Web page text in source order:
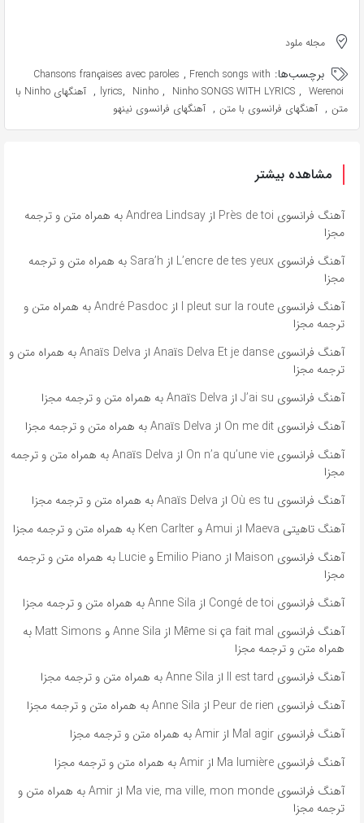
مجله ملود
برچسب‌ها: Chansons françaises avec paroles , French songs with
lyrics, Ninho , Ninho SONGS WITH LYRICS , Werenoi
,
آهنگهای Ninho با
متن , آهنگهای فرانسوی با متن , آهنگهای فرانسوی نینهو
مشاهده بیشتر
آهنگ فرانسوی Près de toi از Andrea Lindsay به همراه متن و ترجمه
مجزا
آهنگ فرانسوی L’encre de tes yeux از Sara’h به همراه متن و ترجمه
مجزا
آهنگ فرانسوی l pleut sur la route از André Pasdoc به همراه متن و
ترجمه مجزا
آهنگ فرانسوی Anaïs Delva Et je danse از Anaïs Delva به همراه متن و
ترجمه مجزا
آهنگ فرانسوی J’ai su از Anaïs Delva به همراه متن و ترجمه مجزا
آهنگ فرانسوی On me dit از Anaïs Delva به همراه متن و ترجمه مجزا
آهنگ فرانسوی On n’a qu’une vie از Anaïs Delva به همراه متن و ترجمه
مجزا
آهنگ فرانسوی Où es tu از Anaïs Delva به همراه متن و ترجمه مجزا
آهنگ تاهیتی Maeva از Amui و Ken Carlter به همراه متن و ترجمه مجزا
آهنگ فرانسوی Maison از Emilio Piano و Lucie به همراه متن و ترجمه
مجزا
آهنگ فرانسوی Congé de toi از Anne Sila به همراه متن و ترجمه مجزا
آهنگ فرانسوی Même si ça fait mal از Anne Sila و Matt Simons به
همراه متن و ترجمه مجزا
آهنگ فرانسوی Il est tard از Anne Sila به همراه متن و ترجمه مجزا
آهنگ فرانسوی Peur de rien از Anne Sila به همراه متن و ترجمه مجزا
آهنگ فرانسوی Mal agir از Amir به همراه متن و ترجمه مجزا
آهنگ فرانسوی Ma lumière از Amir به همراه متن و ترجمه مجزا
آهنگ فرانسوی Ma vie, ma ville, mon monde از Amir به همراه متن و
ترجمه مجزا